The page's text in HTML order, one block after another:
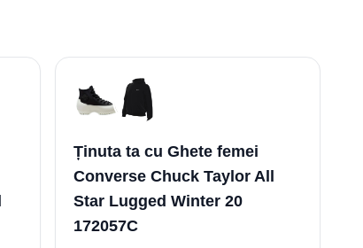
Ținuta ta cu Ghete femei
Converse Chuck Taylor All
Star Lugged Winter 20
172057C